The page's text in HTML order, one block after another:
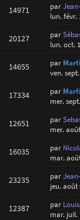
14971 par
lun. févr.
20127 par
lun. oct.
14655 par
ven.
17334 par
mer.
12651 par
mer.
16035 par
mar.
23235 par
jeu. août
12387 par
mar. juil.